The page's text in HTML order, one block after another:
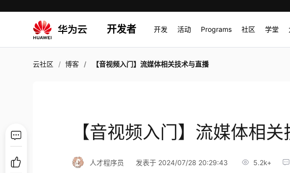
开发者 开发 活动 Programs 社区 学堂
云社区 博客 【音视频入门】流媒体相关技术与直播
【音视频入门】流媒体相
人才程序员 发表于 2024/07/28 20:29:43 5.2k+